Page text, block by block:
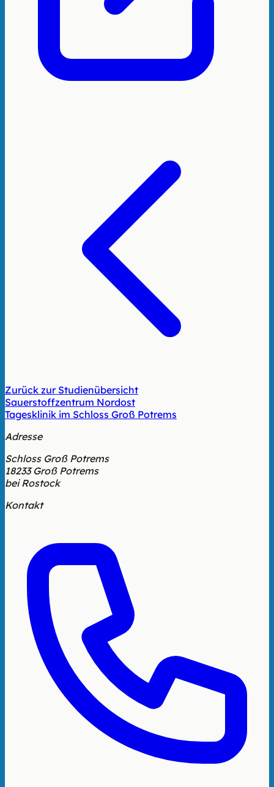
Zurück zur Studienübersicht
Sauerstoffzentrum Nordost
Tagesklinik im Schloss Groß Potrems
Adresse
Schloss Groß Potrems
18233 Groß Potrems
bei Rostock
Kontakt